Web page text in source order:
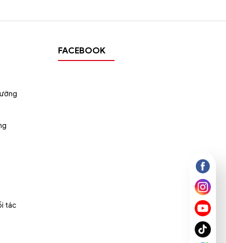
tác
FACEBOOK